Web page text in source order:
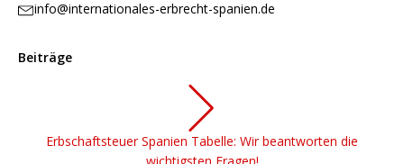
info@internationales-erbrecht-spanien.de
Beiträge
Erbschaftsteuer Spanien Tabelle: Wir beantworten die